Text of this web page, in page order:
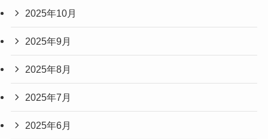
2025年10月
2025年9月
2025年8月
2025年7月
2025年6月